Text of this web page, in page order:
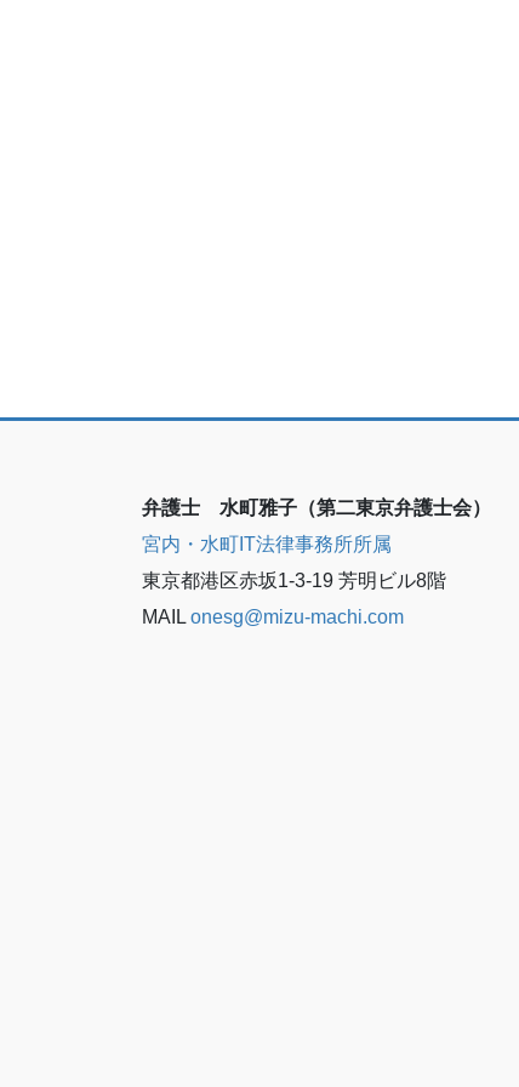
弁護士 水町雅子（第二東京弁護士会）
宮内・水町IT法律事務所所属
東京都港区赤坂1-3-19 芳明ビル8階
MAIL onesg@mizu-machi.com